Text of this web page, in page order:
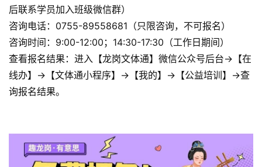
后联系学员加入班级微信群）
咨询电话：0755-89558681（只限咨询，不可报名）
咨询时间：9:00-12:00；14:30-17:30（工作日期间）
查看报名结果：进入【龙岗文体通】微信公众号后台→【在
线办】→【文体通小程序】→【我的】→【公益培训】→查
询报名结果。